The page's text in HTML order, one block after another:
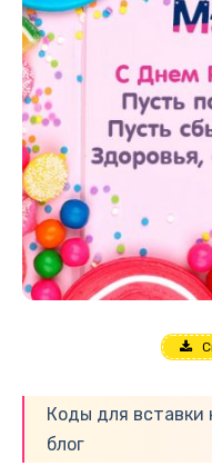
Коды для вставки
блог